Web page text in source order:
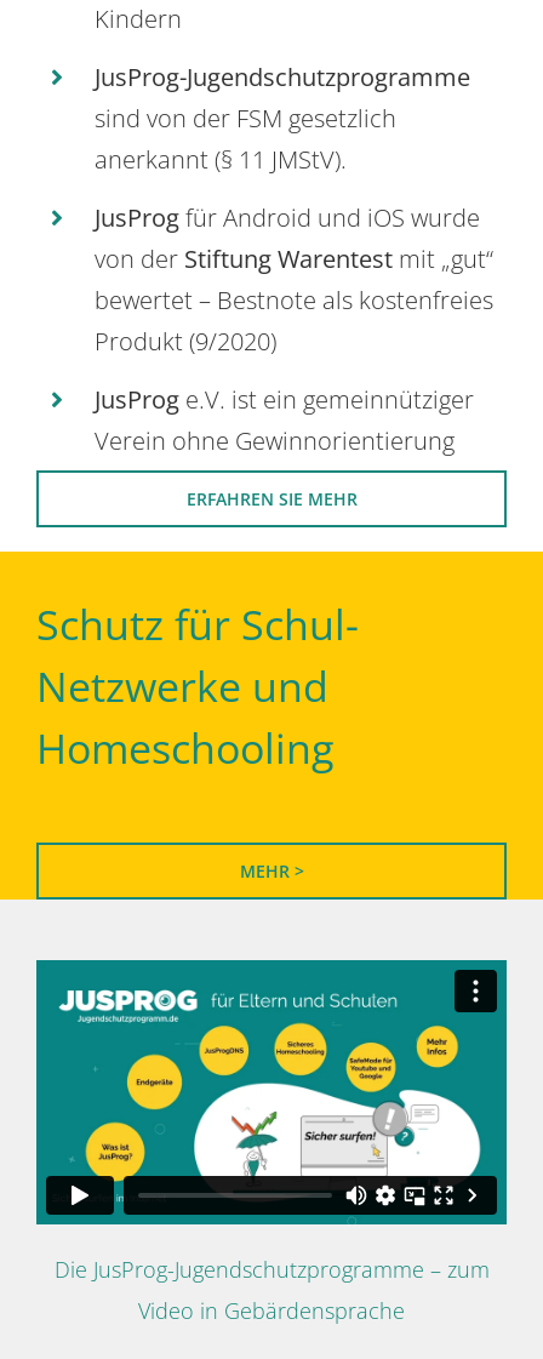
Kindern
JusProg-Jugendschutzprogramme
sind von der FSM gesetzlich
anerkannt (§ 11 JMStV).
JusProgfür Android und iOS wurde
von der Stiftung Warentest mit „gut“
bewertet – Bestnote als kostenfreies
Produkt (9/2020)
JusProg e.V. ist ein gemeinnütziger
Verein ohne Gewinnorientierung
ERFAHREN SIE MEHR
Schutz für Schul-
Netzwerke und
Homeschooling
MEHR >
Die JusProg-Jugendschutzprogramme – zum
Video in Gebärdensprache